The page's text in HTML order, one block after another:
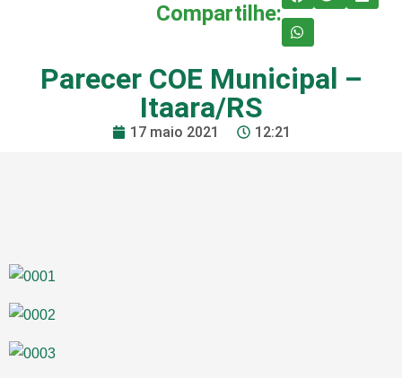
Compartilhe:
Parecer COE Municipal –
Itaara/RS
17 maio 2021 12:21